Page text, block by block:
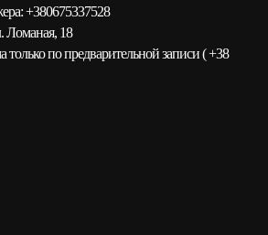
+380675337528
Ломаная, 18
по предварительной записи (+38